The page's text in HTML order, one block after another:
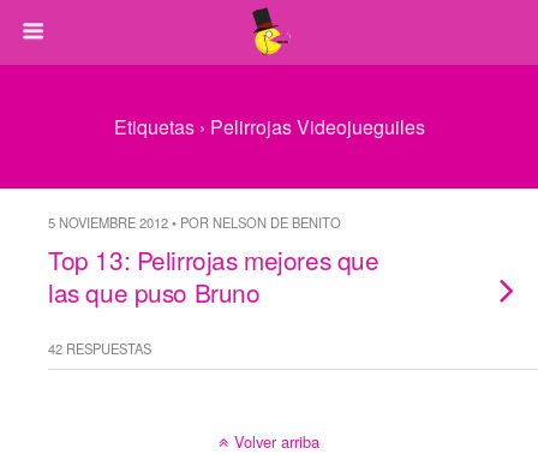
Etiquetas › Pelirrojas Videojueguiles
5 NOVIEMBRE 2012 • POR NELSON DE BENITO
Top 13: Pelirrojas mejores que
las que puso Bruno
42 RESPUESTAS
Volver arriba